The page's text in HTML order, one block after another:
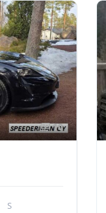
10
S